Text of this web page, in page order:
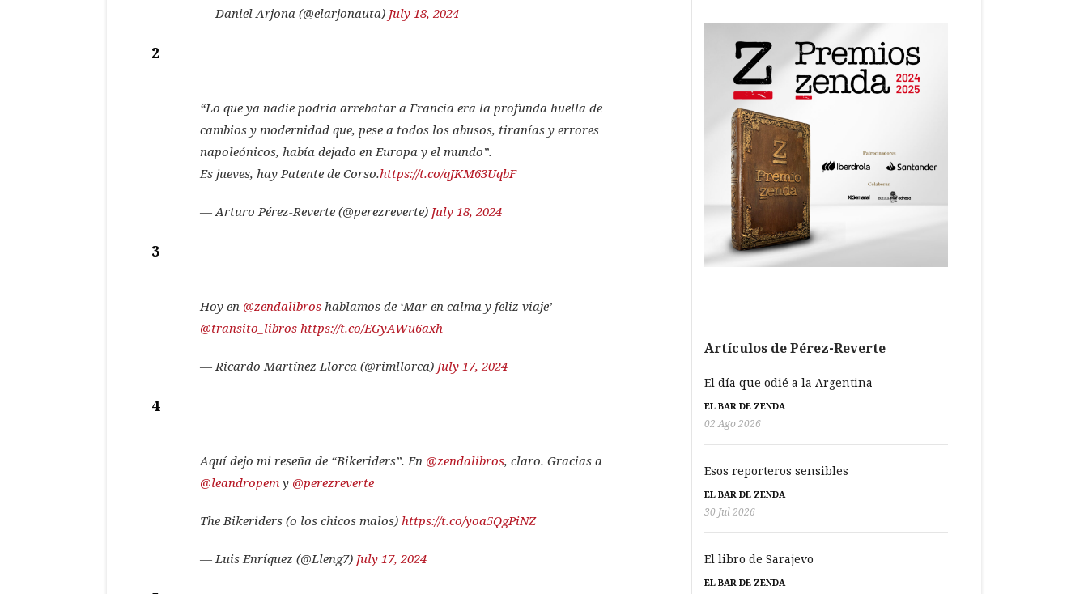
— Daniel Arjona (@elarjonauta) July 18, 2024
2
“Lo que ya nadie podría arrebatar a Francia era la profunda huella de
cambios y modernidad que, pese a todos los abusos, tiranías y errores
napoleónicos, había dejado en Europa y el mundo”.
Es jueves, hay Patente de Corso.https://t.co/qJKM63UqbF
— Arturo Pérez-Reverte (@perezreverte) July 18, 2024
3
Hoy en @zendalibros hablamos de ‘Mar en calma y feliz viaje’
@transito_libros https://t.co/EGyAWu6axh
— Ricardo Martínez Llorca (@rimllorca) July 17, 2024
4
Aquí dejo mi reseña de “Bikeriders”. En @zendalibros, claro. Gracias a
@leandropem y @perezreverte
The Bikeriders (o los chicos malos) https://t.co/yoa5QgPiNZ
— Luis Enríquez (@Lleng7) July 17, 2024
Artículos de Pérez-Reverte
El día que odié a la Argentina
EL BAR DE ZENDA
02 Ago 2026
Esos reporteros sensibles
EL BAR DE ZENDA
30 Jul 2026
El libro de Sarajevo
EL BAR DE ZENDA